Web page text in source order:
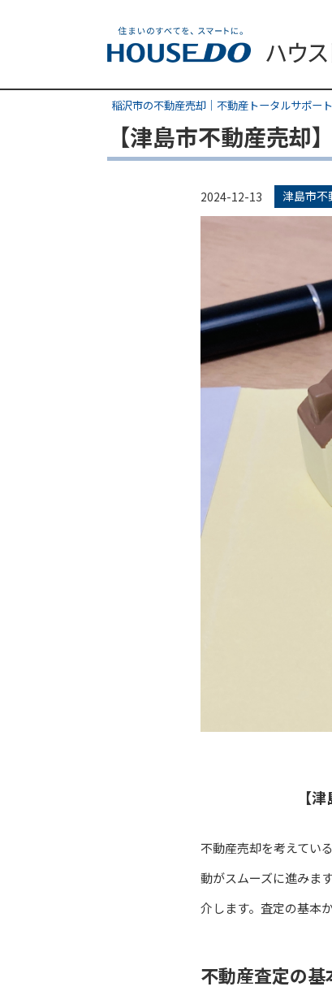
稲沢市の不動産売却｜不動産トータルサポート
【津島市不動産売却
2024-12-13 津島市不
【
不動産売却を考えてい
動がスムーズに進みま
介します。査定の基本
不動産査定の基